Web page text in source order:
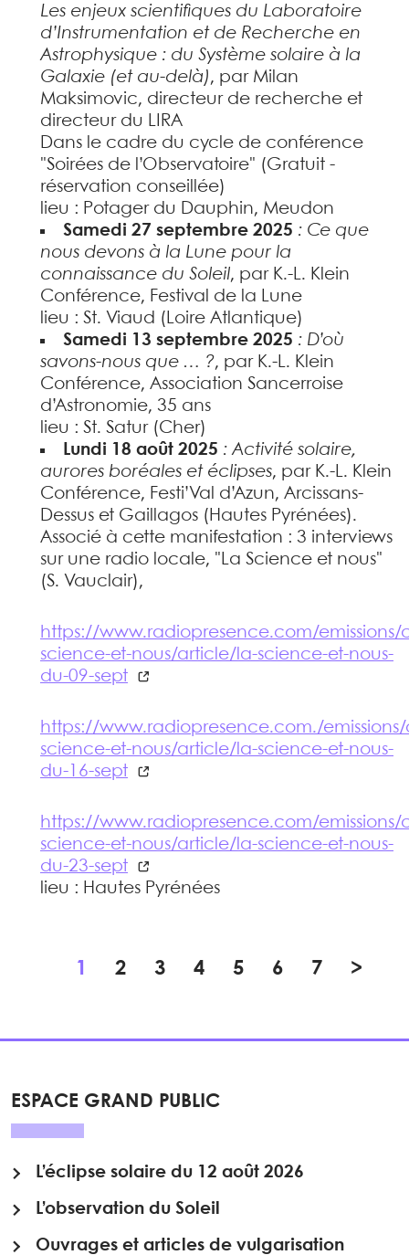
Les enjeux scientifiques du Laboratoire
d’Instrumentation et de Recherche en
Astrophysique : du Système solaire à la
Galaxie (et au-delà), par Milan
Maksimovic, directeur de recherche et
directeur du LIRA
Dans le cadre du cycle de conférence
"Soirées de l’Observatoire" (Gratuit -
réservation conseillée)
lieu : Potager du Dauphin, Meudon
Samedi 27 septembre 2025 : Ce que
nous devons à la Lune pour la
connaissance du Soleil, par K.-L. Klein
Conférence, Festival de la Lune
lieu : St. Viaud (Loire Atlantique)
Samedi 13 septembre 2025 : D’où
savons-nous que … ?, par K.-L. Klein
Conférence, Association Sancerroise
d’Astronomie, 35 ans
lieu : St. Satur (Cher)
Lundi 18 août 2025 : Activité solaire,
aurores boréales et éclipses, par K.-L. Klein
Conférence, Festi’Val d’Azun, Arcissans-
Dessus et Gaillagos (Hautes Pyrénées).
Associé à cette manifestation : 3 interviews
sur une radio locale, "La Science et nous"
(S. Vauclair),
https://www.radiopresence.com/
science-et-nous/article/la-science-et-nous-
du-09-sept
https://www.radiopresence.com./
science-et-nous/article/la-science-et-nous-
du-16-sept
https://www.radiopresence.com/
science-et-nous/article/la-science-et-nous-
du-23-sept
lieu : Hautes Pyrénées
1 2 3 4 5 6 7 >
ESPACE GRAND PUBLIC
L’éclipse solaire du 12 août 2026
L’observation du Soleil
Ouvrages et articles de vulgarisation